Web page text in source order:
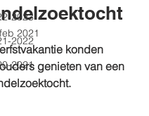
2023
2022
2021
2021
konden
genieten van een